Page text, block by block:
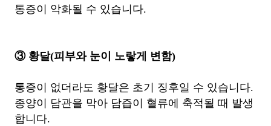
통증이 악화될 수 있습니다.
③ 황달(피부와 눈이 노랗게 변함)
통증이 없더라도 황달은 초기 징후일 수 있습니다.
종양이 담관을 막아 담즙이 혈류에 축적될 때 발생
합니다.